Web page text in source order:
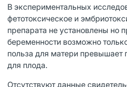
В экспериментальных
фетотоксическое и
препарата не установлены но
беременности возможно
польза для матери превышает
для плода.
Отсутствуют данные